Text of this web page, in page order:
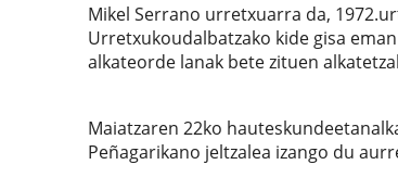
Mikel Serrano urretxuarra da,
Urretxukoudalbatzako kide gisa
alkateorde lanak bete zituen
Maiatzaren 22ko
Peñagarikano jeltzalea izango du